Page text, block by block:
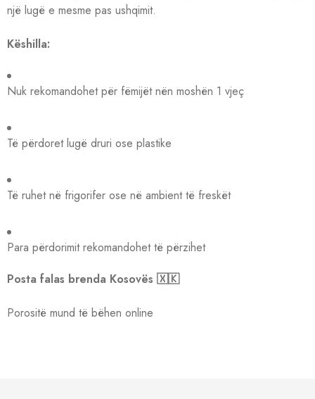
një lugë e mesme pas ushqimit.
Këshilla:
Nuk rekomandohet për fëmijët nën moshën 1 vjeç
Të përdoret lugë druri ose plastike
Të ruhet në frigorifer ose në ambient të freskët
Para përdorimit rekomandohet të përzihet
Posta falas brenda Kosovës 🇽🇰
Porositë mund të bëhen online